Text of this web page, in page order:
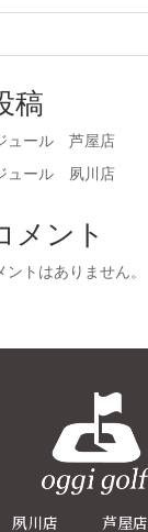
稿
ュール 芦屋店
ュール 夙川店
メント
トはありません。
夙川店 芦屋店